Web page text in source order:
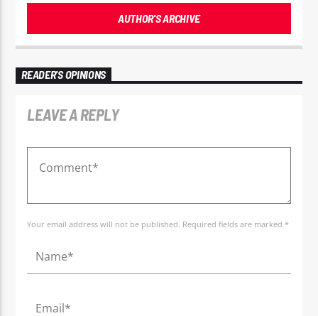
AUTHOR'S ARCHIVE
READER'S OPINIONS
LEAVE A REPLY
Your email address will not be published. Required fields are marked *